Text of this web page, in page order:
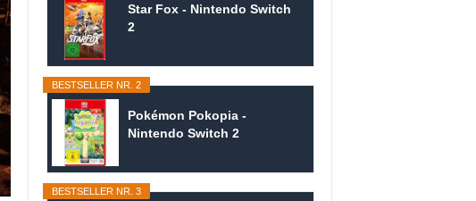
Star Fox - Nintendo Switch
2
BESTSELLER NR. 2
Pokémon Pokopia -
Nintendo Switch 2
BESTSELLER NR. 3